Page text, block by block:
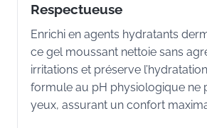
Respectueuse
Enrichi en agents hydratants
ce gel moussant nettoie sans
irritations et préserve
formule au pH physiologique ne
yeux, assurant un confort